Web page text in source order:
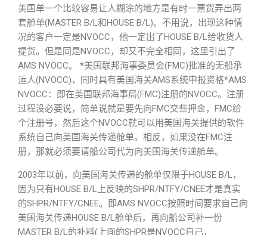
美国单一个比较容易让人糊涂的地方是有时一票货弄出两
套舱单(MASTER B/L和HOUSE B/L)。不用说，出现这种情
况的客户一定是NVOCC，他一定出了HOUSE B/L给收货人
提货。但是同是NVOCC，却又不完全相同，这里引出了
AMS NVOCC。 *美国联邦海事委员会(FMC)批准的无船承
运人(NVOCC)，同时具有美国海关AMS系统申报资格*AMS
NVOCC：即在美国联邦海事局(FMC)注册的NVOCC。注册
过程没必要说，简单说就是要先向FMC交些押金，FMC给
个注册号，然后这个NVOCC就可以用美国海关提供的软件
系统自己向美国海关传递舱单。相反，如果没在FMC注
册，那就必须要请船公司代为向美国海关传递舱单。
2003年以前，向美国海关传递的舱单仅限于HOUSE B/L，
因为只有HOUSE B/L上反映的SHPR/NTFY/CNEE才是真实
的SHPR/NTFY/CNEE。即AMS NVOCC按照时间要求自己向
美国海关传递HOUSE B/L舱单后，再向船公司补一份
MASTER B/L的补料(上面的SHPR是NVOCC自己，